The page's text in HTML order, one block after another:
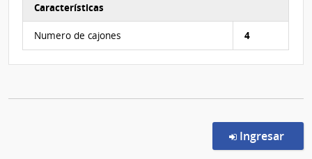
Características
Numero de cajones 4
Ingresar